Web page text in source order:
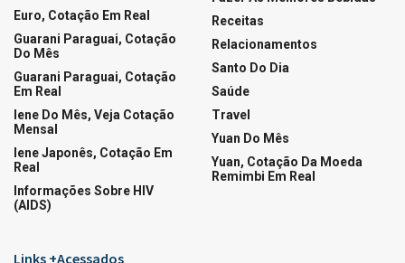
LOTERIAS
Ganhadores da Quina 7085
06/08/2026